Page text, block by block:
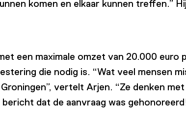
komen en elkaar kunnen treffen.”
een maximale omzet van 20.000
die nodig is. “Wat veel mensen
vertelt Arjen. “Ze denken
dat de aanvraag was